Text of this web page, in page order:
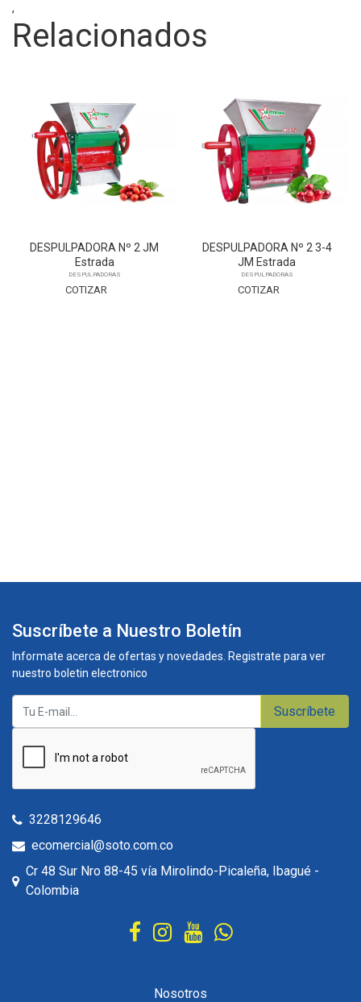
,
Relacionados
DESPULPADORA Nº 2 JM
Estrada
DESPULPADORAS
COTIZAR
DESPULPADORA Nº 2 3-4
JM Estrada
DESPULPADORAS
COTIZAR
Suscríbete a Nuestro Boletín
Informate acerca de ofertas y novedades. Registrate para ver
nuestro boletin electronico
Suscríbete
3228129646
ecomercial@soto.com.co
Cr 48 Sur Nro 88-45 vía Mirolindo-Picaleña, Ibagué -
Colombia
Nosotros